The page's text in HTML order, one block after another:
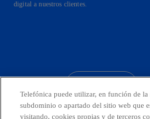
digital a nuestros clientes.
Telefónica puede utilizar, en función de la
subdominio o apartado del sitio web que
visitando, cookies propias y de terceros